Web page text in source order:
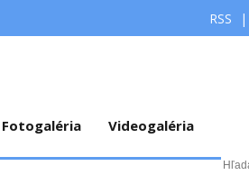
RSS |
Fotogaléria Videogaléria